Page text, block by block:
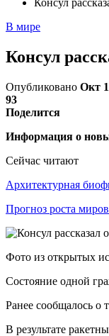
Консул
В мире
Консул
Опубликовано Окт
93
Поделится
Информация о
Сейчас читают
Архитектурная
Прогноз роста
Фото из открытых
Состояние одной
Ранее сообщалось о
В результате